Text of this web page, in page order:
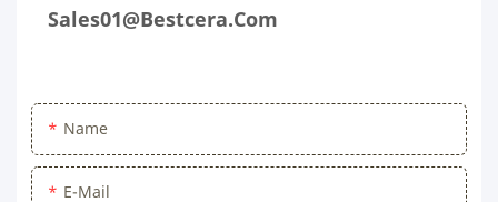
Sales01@bestcera.com
Name
E-Mail